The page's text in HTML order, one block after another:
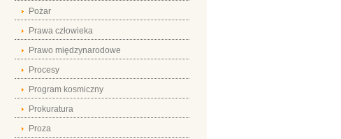
Pożar
Prawa człowieka
Prawo międzynarodowe
Procesy
Program kosmiczny
Prokuratura
Proza